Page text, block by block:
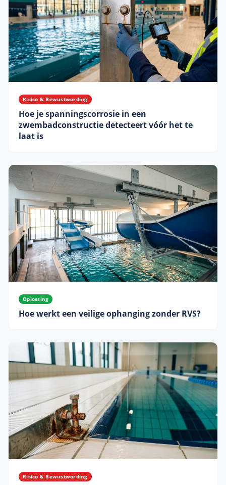
Risico & Bewustwording
Hoe je spanningscorrosie in een
zwembadconstructie detecteert vóór het te
laat is
Oplossing
Hoe werkt een veilige ophanging zonder RVS?
Risico & Bewustwording